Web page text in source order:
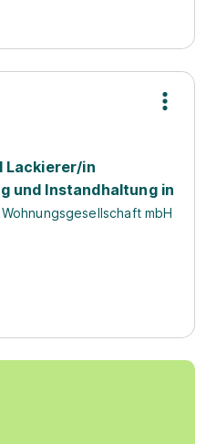
Lackierer/in
und Instandhaltung in
mbH